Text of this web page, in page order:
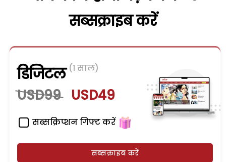
सब्सक्राइब करें
डिजिटल (1 साल)
USD99 USD49
सब्सक्रिप्शन गिफ्ट करें
सब्सक्राइब करें